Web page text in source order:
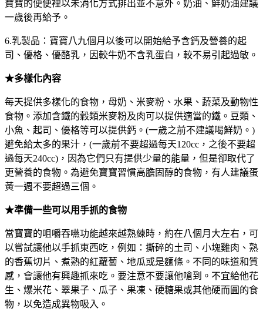
寶寶的便便裡以未消化方式排出並不意外。奶油、鮮奶油建議
一歲後再給予。
6.乳製品：寶寶八九個月以後可以開始給予含鈣及營養的起
司、優格、優酪乳，因較牛奶不含乳蛋白，較不易引起過敏。
★多樣化內容
每天提供多樣化的食物，母奶、米麥粉、水果、蔬菜及動物性
食物。添加含鐵的穀類米麥粉及肉可以提供適當的鐵。豆類、
小魚、起司、優格等可以提供鈣。(一歲之前不建議喝鮮奶。)
避免給太多的果汁，(一歲前不要超過每天120cc，之後不要超
過每天240cc)，因為它們只有提供少量的能量，但是卻取代了
更營養的食物。為避免寶寶習慣高膽固醇的食物，有人建議蛋
黃一週不要超過三個。
★準備一些可以用手抓的食物
當寶寶的咀嚼吞嚥功能越來越熟練時，約在八個月大左右，可
以嘗試讓他以手抓東西吃，例如：撕碎的土司、小塊雞肉、熟
的香蕉切片、煮熟的紅蘿蔔、地瓜或是麵條。不同的味道和質
感，會讓他有興趣抓來吃。要注意不要讓他嗆到。不宜給他花
生、爆米花、翠果子、瓜子、果凍、硬糖果或其他硬而圓的食
物，以免造成異物吸入。